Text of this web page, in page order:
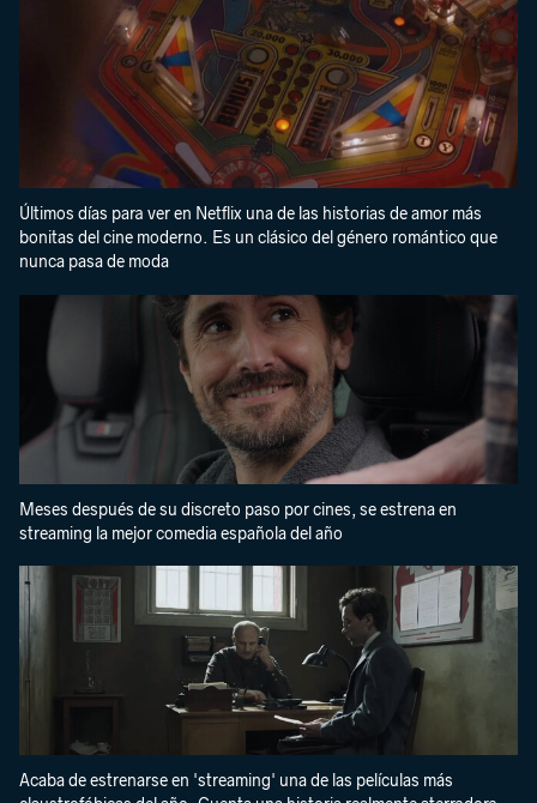
Últimos días para ver en Netflix una de las historias de amor más
bonitas del cine moderno. Es un clásico del género romántico que
nunca pasa de moda
Meses después de su discreto paso por cines, se estrena en
streaming la mejor comedia española del año
Acaba de estrenarse en 'streaming' una de las películas más